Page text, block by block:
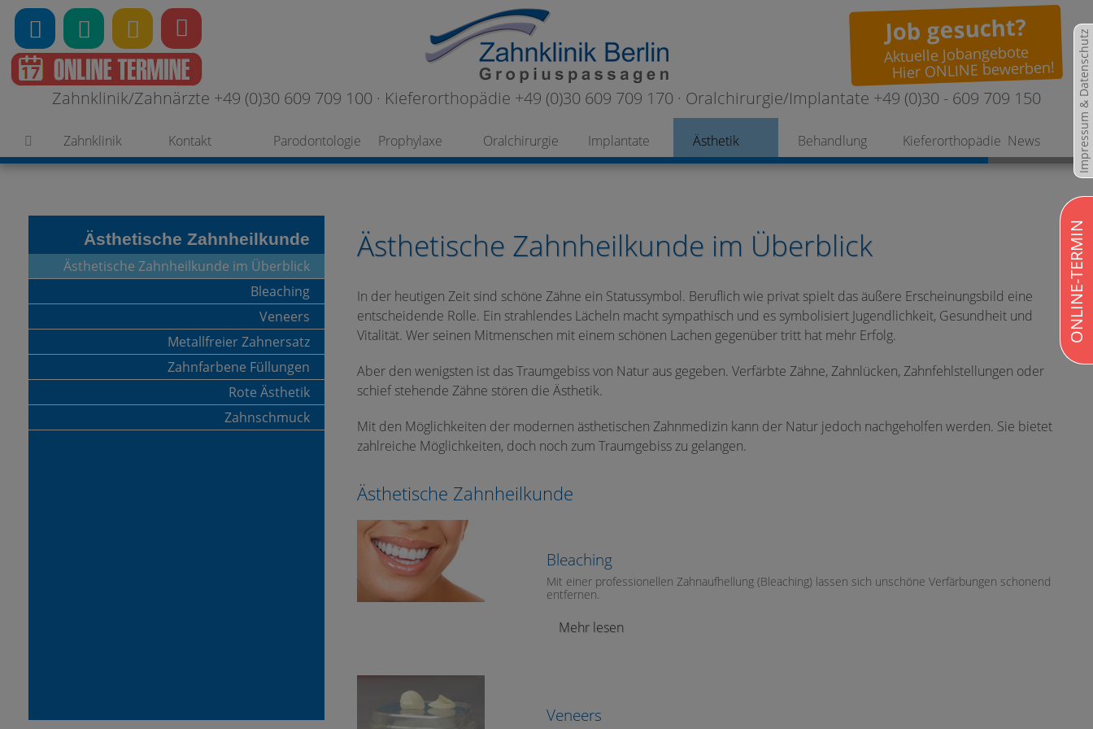
Impressum & Datenschutz
ONLINE-TERMIN
Zahnklinik/Zahnärzte +49 (0)30 609 709 100 · Kieferorthopädie +49 (0)30 609 709 170 · Oralchirurgie/Implantate +49 (0)30 - 609 709 150
Job gesucht?
Aktuelle Jobangebote
Hier ONLINE bewerben!
Zahnklinik Kontakt Parodontologie Prophylaxe Oralchirurgie Implantate Ästhetik Behandlung Kieferorthopädie News
Ästhetische Zahnheilkunde
Ästhetische Zahnheilkunde im Überblick
Bleaching
Veneers
Metallfreier Zahnersatz
Zahnfarbene Füllungen
Rote Ästhetik
Zahnschmuck
Ästhetische Zahnheilkunde im Überblick
In der heutigen Zeit sind schöne Zähne ein Statussymbol. Beruflich wie privat spielt das äußere Erscheinungsbild eine
entscheidende Rolle. Ein strahlendes Lächeln macht sympathisch und es symbolisiert Jugendlichkeit, Gesundheit und
Vitalität. Wer seinen Mitmenschen mit einem schönen Lachen gegenüber tritt hat mehr Erfolg.
Aber den wenigsten ist das Traumgebiss von Natur aus gegeben. Verfärbte Zähne, Zahnlücken, Zahnfehlstellungen oder
schief stehende Zähne stören die Ästhetik.
Mit den Möglichkeiten der modernen ästhetischen Zahnmedizin kann der Natur jedoch nachgeholfen werden. Sie bietet
zahlreiche Möglichkeiten, doch noch zum Traumgebiss zu gelangen.
Ästhetische Zahnheilkunde
Bleaching
Mit einer professionellen Zahnaufhellung (Bleaching) lassen sich unschöne Verfärbungen schonend
entfernen.
Mehr lesen
Veneers